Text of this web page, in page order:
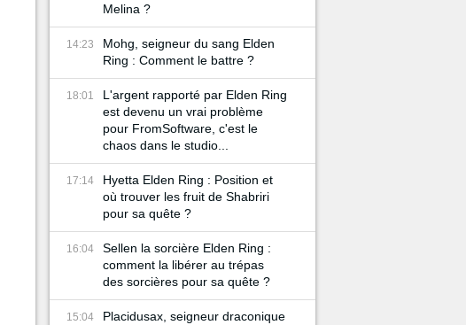
Melina ?
14:23
Mohg, seigneur du sang Elden
Ring : Comment le battre ?
18:01
L'argent rapporté par Elden Ring
est devenu un vrai problème
pour FromSoftware, c'est le
chaos dans le studio...
17:14
Hyetta Elden Ring : Position et
où trouver les fruit de Shabriri
pour sa quête ?
16:04
Sellen la sorcière Elden Ring :
comment la libérer au trépas
des sorcières pour sa quête ?
15:04
Placidusax, seigneur draconique